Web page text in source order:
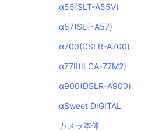
α55(SLT-A55V)
α57(SLT-A57)
α700(DSLR-A700)
α77II(ILCA-77M2)
α900(DSLR-A900)
αSweet DIGITAL
カメラ本体